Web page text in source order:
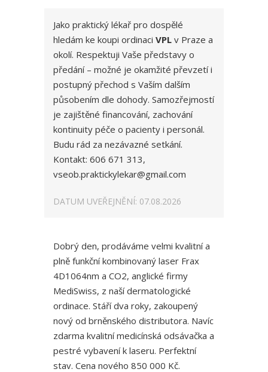
Jako praktický lékař pro dospělé
hledám ke koupi ordinaci VPL v Praze a
okolí. Respektuji Vaše představy o
předání – možné je okamžité převzetí i
postupný přechod s Vaším dalším
působením dle dohody. Samozřejmostí
je zajištěné financování, zachování
kontinuity péče o pacienty i personál.
Budu rád za nezávazné setkání.
Kontakt: 606 671 313,
vseob.praktickylekar@gmail.com
DATUM UVEŘEJNĚNÍ: 07.08.2026
Dobrý den, prodáváme velmi kvalitní a
plně funkční kombinovaný laser Frax
4D1064nm a CO2, anglické firmy
MediSwiss, z naší dermatologické
ordinace. Stáří dva roky, zakoupený
nový od brněnského distributora. Navíc
zdarma kvalitní medicínská odsávačka a
pestré vybavení k laseru. Perfektní
stav. Cena nového 850 000 Kč.